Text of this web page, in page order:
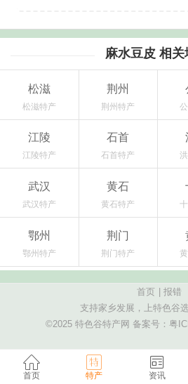
麻水豆皮 相关
松滋
松滋特产
荆州
荆州特产
江陵
江陵特产
石首
石首特产
武汉
武汉特产
黄石
黄石特产
鄂州
鄂州特产
荆门
荆门特产
首页 特产 资讯
首页
报错
支持家乡发展，上特色谷
©2025 特色谷特产网 备案号： 粤